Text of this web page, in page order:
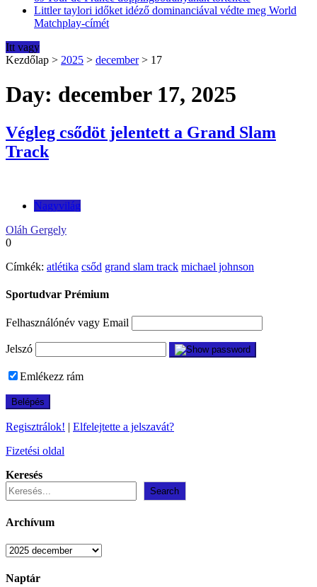
Littler taylori időket idéző dominanciával védte meg World
Matchplay-címét
Itt vagy
Kezdőlap > 2025 > december > 17
Day: december 17, 2025
Végleg csődöt jelentett a Grand Slam
Track
Nagyvilág
Oláh Gergely
0
Címkék: atlétika csőd grand slam track michael johnson
Sportudvar Prémium
Felhasználónév vagy Email
Jelszó
Emlékezz rám
Regisztrálok! | Elfelejtette a jelszavát?
Fizetési oldal
Keresés
Search
Archívum
Archívum
Naptár